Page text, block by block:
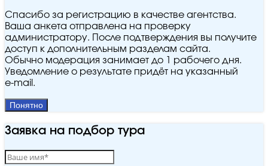
Спасибо за регистрацию в качестве агентства.
Ваша анкета отправлена на проверку
администратору. После подтверждения вы получите
доступ к дополнительным разделам сайта.
Обычно модерация занимает до 1 рабочего дня.
Уведомление о результате придёт на указанный
e‑mail.
Понятно
Заявка на подбор тура